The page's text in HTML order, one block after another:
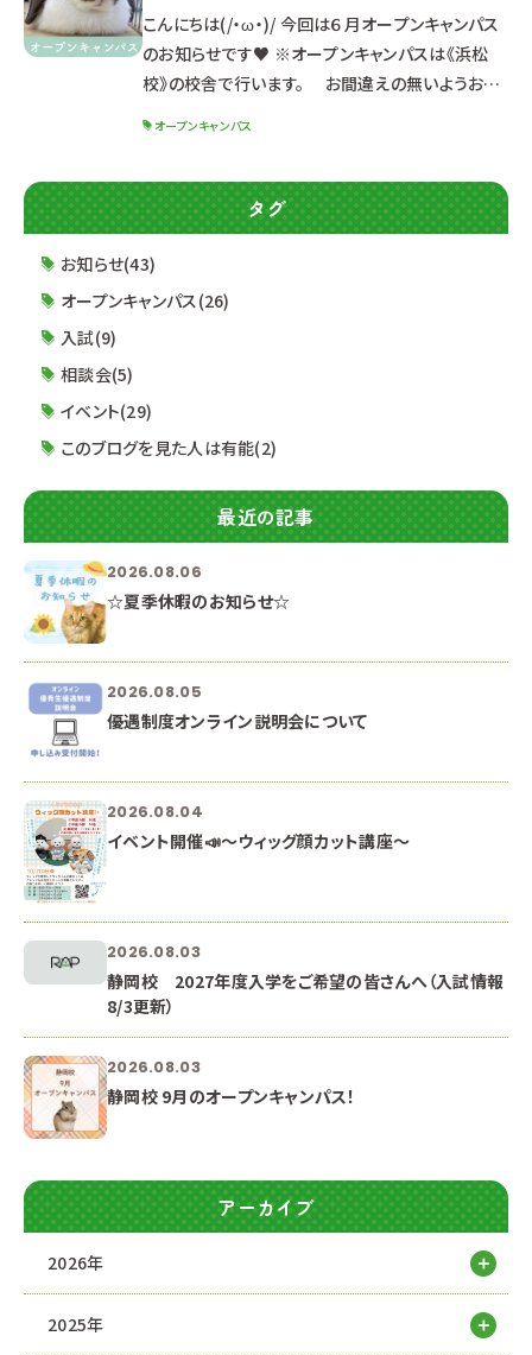
▶資料請求はこちら 《オープンキャンパスに参加
しよ
こんにちは(/・ω・)/ 今回は６月オープンキャンパス
のお知らせです♥ ※オープンキャンパスは《浜松
校》の校舎で行います。 お間違えの無いようお気
い日時を選んで参加してね☆ ☆体験メニューと受
付時間☆ 【午前の部】 １０：００～１３：１０ （９：４
０受付開始） 【午後の部】 １３：３０～１６：４０ （
オープンキャンパス
タグ
お知らせ(43)
オープンキャンパス(26)
入試(9)
相談会(5)
イベント(29)
このブログを見た人は有能(2)
最近の記事
2026.08.06
☆夏季休暇のお知らせ☆
2026.08.05
優遇制度オンライン説明会について
2026.08.04
イベント開催📣～ウィッグ顔カット講座～
2026.08.03
静岡校 2027年度入学をご希望の皆さんへ（入試情報
8/3更新）
2026.08.03
静岡校 9月のオープンキャンパス！
アーカイブ
2026年
2025年